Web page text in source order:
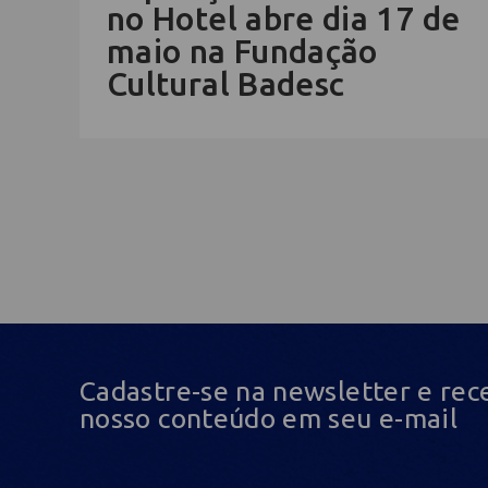
no Hotel abre dia 17 de
maio na Fundação
Cultural Badesc
Cadastre-se na newsletter e
nosso conteúdo em seu e-mail